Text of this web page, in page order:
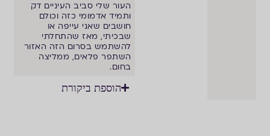
העור שלי סביב העיניים דק
ותמיד אדמומי כזה וכולם
חושבים שאני עייפה או
שבכיתי, מאז שהתחלתי
להשתמש בסרום הזה האזור
השתפר פלאים, ממליצה
בחום.
הוספת ביקורת